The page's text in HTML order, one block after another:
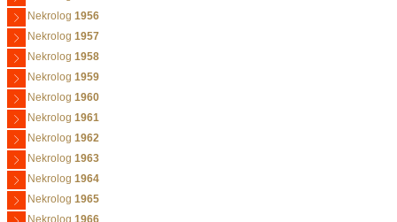
Nekrolog 1956
Nekrolog 1957
Nekrolog 1958
Nekrolog 1959
Nekrolog 1960
Nekrolog 1961
Nekrolog 1962
Nekrolog 1963
Nekrolog 1964
Nekrolog 1965